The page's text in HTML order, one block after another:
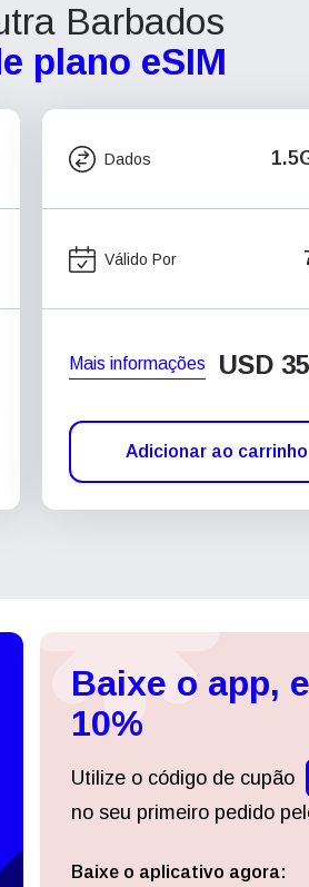
Barbados
plano eSIM
Dados
Válido Por
Mais informações USD 35
Adicionar ao carrinho
Baixe o app,
10%
Utilize o código de cupão
no seu primeiro pedido
Baixe o aplicativo agora:
criar conta